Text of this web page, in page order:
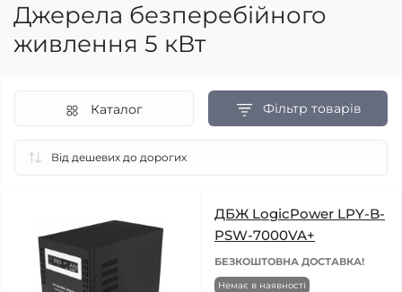
Джерела безперебійного
живлення 5 кВт
Фільтр товарів
Каталог
ДБЖ LogicPower LPY-B-
PSW-7000VA+
БЕЗКОШТОВНА ДОСТАВКА!
Немає в наявності